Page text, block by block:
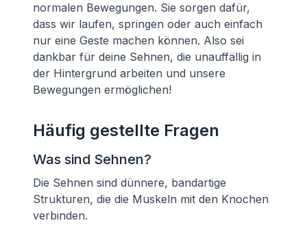
normalen Bewegungen. Sie sorgen dafür,
dass wir laufen, springen oder auch einfach
nur eine Geste machen können. Also sei
dankbar für deine Sehnen, die unauffällig in
der Hintergrund arbeiten und unsere
Bewegungen ermöglichen!
Häufig gestellte Fragen
Was sind Sehnen?
Die Sehnen sind dünnere, bandartige
Strukturen, die die Muskeln mit den Knochen
verbinden.